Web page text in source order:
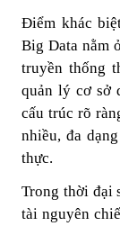
Điểm khác
Big Data nằm
truyền thống
quản lý cơ sở
cấu trúc rõ
nhiều, đa
thực.
Trong thời đại
tài nguyên